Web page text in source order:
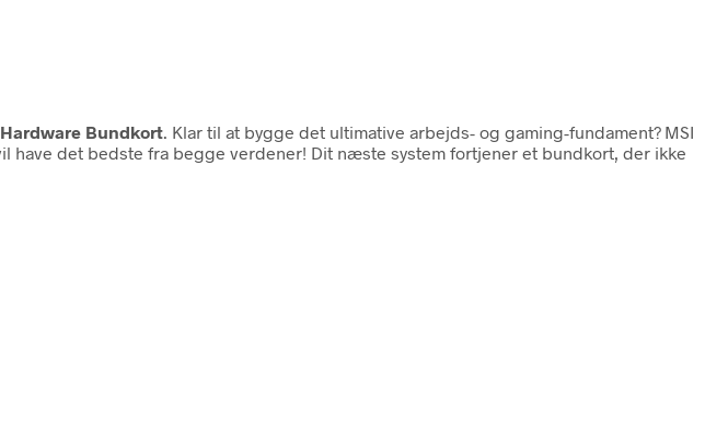
Bundkort . Klar til at bygge det ultimative arbejds- og gaming-fundament? MSI
have det bedste fra begge verdener! Dit næste system fortjener et bundkort, der ikke